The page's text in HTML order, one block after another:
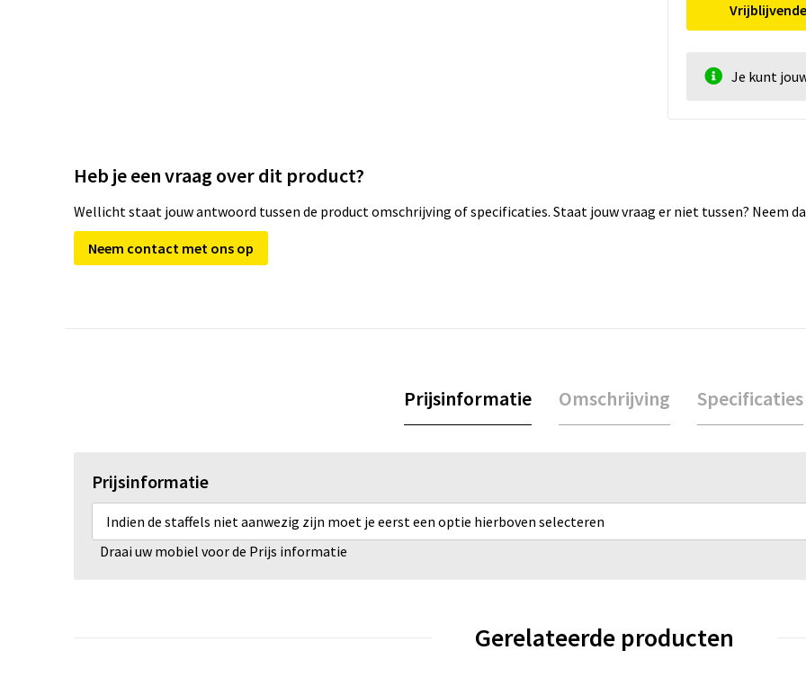
Je kunt
Heb je een vraag over dit product?
Wellicht staat jouw antwoord tussen de product omschrijving of specificaties. Staat jouw vraag er niet tussen? Neem
Neem contact met ons op
Prijsinformatie Omschrijving Specificaties
Prijsinformatie
Indien de staffels niet aanwezig zijn moet je eerst een optie hierboven selecteren
Draai uw mobiel voor de Prijs informatie
Gerelateerde producten